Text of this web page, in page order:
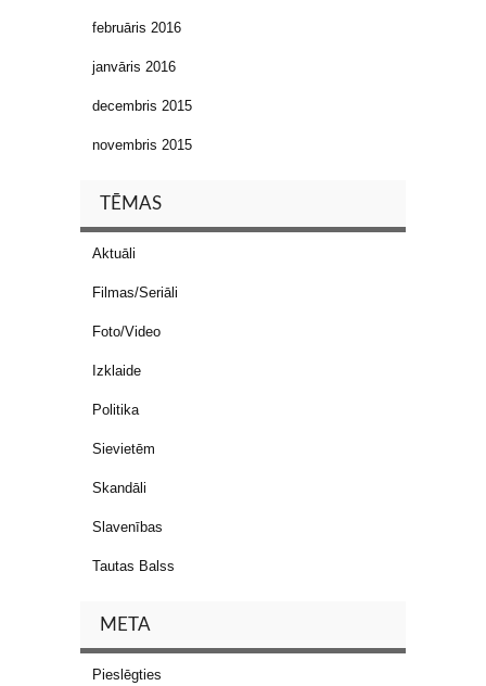
februāris 2016
janvāris 2016
decembris 2015
novembris 2015
TĒMAS
Aktuāli
Filmas/Seriāli
Foto/Video
Izklaide
Politika
Sievietēm
Skandāli
Slavenības
Tautas Balss
META
Pieslēgties